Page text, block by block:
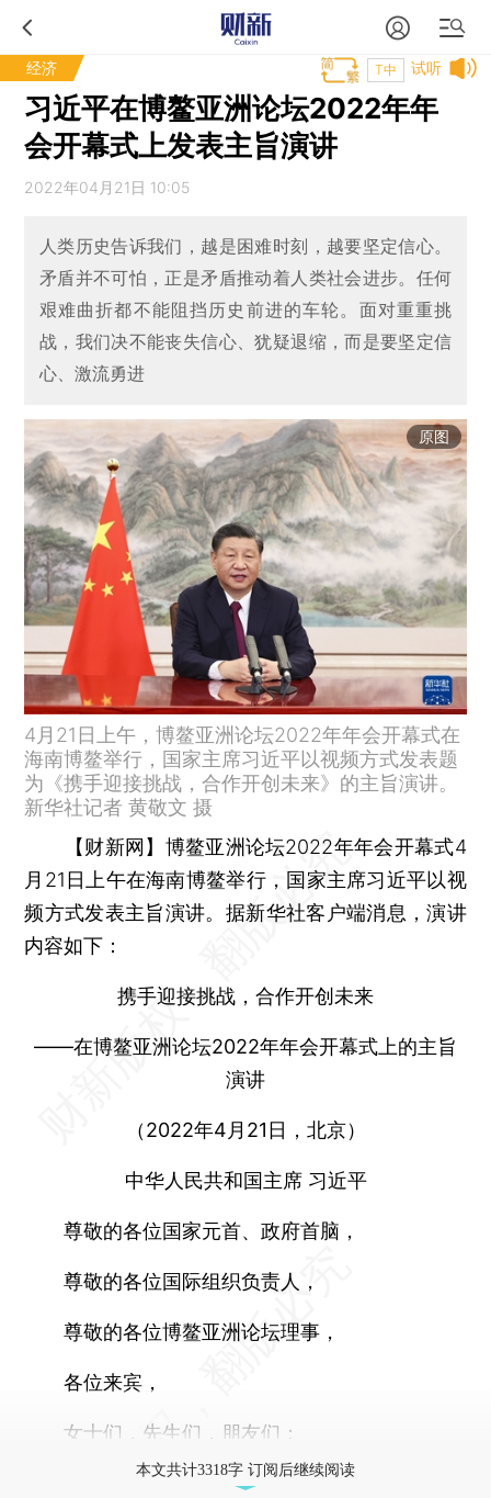
经济 试听
T中
习近平在博鳌亚洲论坛2022年年
会开幕式上发表主旨演讲
2022年04月21日 10:05
人类历史告诉我们，越是困难时刻，越要坚定信心。
矛盾并不可怕，正是矛盾推动着人类社会进步。任何
艰难曲折都不能阻挡历史前进的车轮。面对重重挑
战，我们决不能丧失信心、犹疑退缩，而是要坚定信
心、激流勇进
原图
4月21日上午，博鳌亚洲论坛2022年年会开幕式在
海南博鳌举行，国家主席习近平以视频方式发表题
为《携手迎接挑战，合作开创未来》的主旨演讲。
新华社记者 黄敬文 摄
【财新网】 博鳌亚洲论坛2022年年会开幕式4
月21日上午在海南博鳌举行，国家主席习近平以视
频方式发表主旨演讲。据新华社客户端消息，演讲
内容如下：
携手迎接挑战，合作开创未来
——在博鳌亚洲论坛2022年年会开幕式上的主旨
演讲
（2022年4月21日，北京）
中华人民共和国主席 习近平
尊敬的各位国家元首、政府首脑，
尊敬的各位国际组织负责人，
尊敬的各位博鳌亚洲论坛理事，
各位来宾，
女士们，先生们，朋友们：
本文共计3318字 订阅后继续阅读